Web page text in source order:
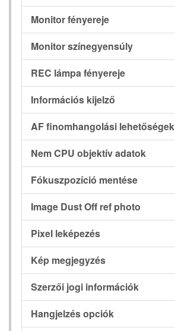
Monitor fényereje
Monitor színegyensúly
REC lámpa fényereje
Információs kijelző
AF finomhangolási lehetőségek
Nem CPU objektív adatok
Fókuszpozíció mentése
Image Dust Off ref photo
Pixel leképezés
Kép megjegyzés
Szerzői jogi információk
Hangjelzés opciók